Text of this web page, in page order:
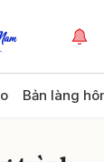
Bản làng